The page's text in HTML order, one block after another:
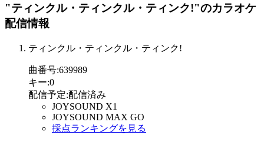
"ティンクル・ティンクル・ティンク!"のカラオケ
配信情報
ティンクル・ティンクル・ティンク!
曲番号:639989
キー:0
配信予定:配信済み
JOYSOUND X1
JOYSOUND MAX GO
採点ランキングを見る